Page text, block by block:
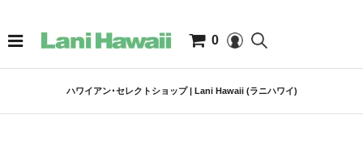
0
ハワイアン･セレクトショップ | Lani Hawaii (ラニハワイ)